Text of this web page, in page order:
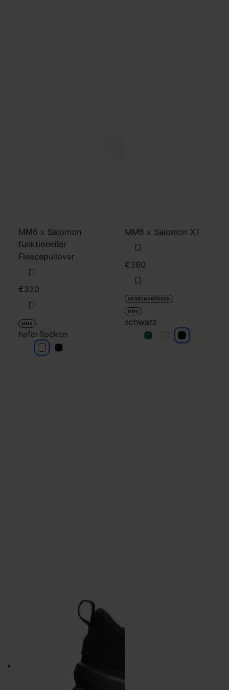
MM6 x Salomon
funktioneller
Fleecepullover
€320
MM6
haferflocken
haferflocken
haferflocken
MM6 x Salomon XT
€380
HERRENGRÖSSEN
MM6
schwarz
schwarzschwarzschwarz